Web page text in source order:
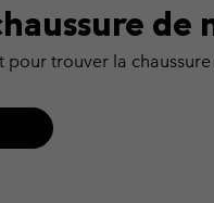
de
pour trouver la